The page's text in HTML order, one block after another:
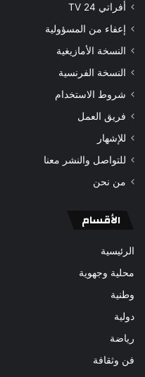
أفراتي 24 TV
إعفاء من المسؤولية
النسخة الأمازيغية
النسخة الفرنسية
شروط الاستخدام
فريق العمل
للإشهار
للتواصل والنشر معنا
من نحن
الأقسام
الرئيسية
محلية وجهوية
وطنية
دولية
رياضة
فن وثقافة